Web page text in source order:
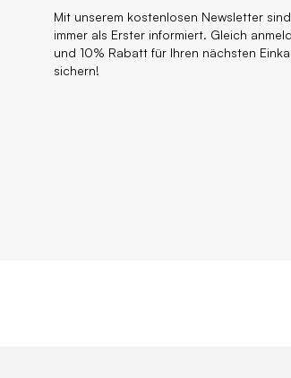
Mit unserem kostenlosen Newsletter
immer als Erster informiert. Gleich
und 10% Rabatt für Ihren nächsten
sichern!